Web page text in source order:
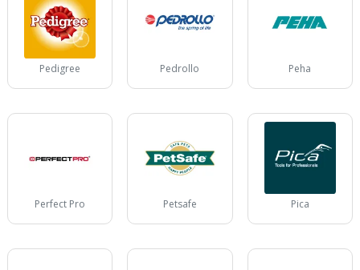
Pedigree Pedrollo Peha
Perfect Pro Petsafe Pica